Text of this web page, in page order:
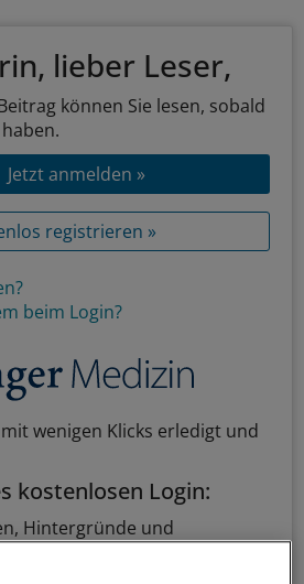
lieber Leser,
können Sie lesen, sobald
Jetzt anmelden »
registrieren »
beim Login?
wenigen Klicks erledigt und
kostenlosen Login:
Hintergründe und